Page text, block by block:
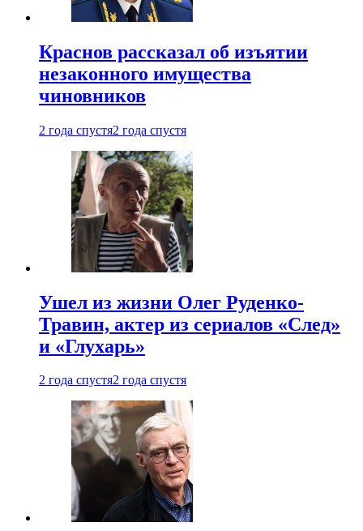
Краснов рассказал об изъятии
незаконного имущества
чиновников
2 года спустя2 года спустя
Ушел из жизни Олег Руденко-
Травин, актер из сериалов «След»
и «Глухарь»
2 года спустя2 года спустя